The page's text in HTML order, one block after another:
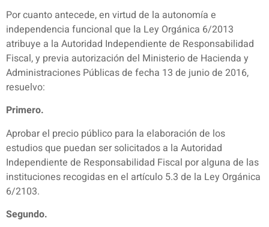
Por cuanto antecede, en virtud de la autonomía e
independencia funcional que la Ley Orgánica 6/2013
atribuye a la Autoridad Independiente de Responsabilidad
Fiscal, y previa autorización del Ministerio de Hacienda y
Administraciones Públicas de fecha 13 de junio de 2016,
resuelvo:
Primero.
Aprobar el precio público para la elaboración de los
estudios que puedan ser solicitados a la Autoridad
Independiente de Responsabilidad Fiscal por alguna de las
instituciones recogidas en el artículo 5.3 de la Ley Orgánica
6/2103.
Segundo.